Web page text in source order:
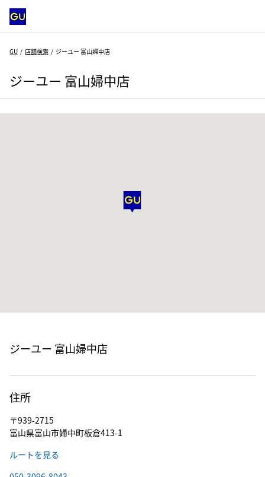
GU 店舗検索 ジーユー 富山婦中店
ジーユー 富山婦中店
ジーユー 富山婦中店
住所
〒939-2715
富山県富山市婦中町板倉413-1
ルートを見る